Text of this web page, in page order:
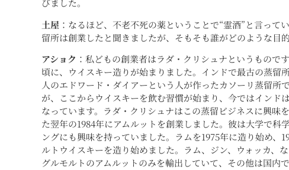
びました。
土屋 ：なるほど、不老不死の薬ということで“霊酒”と言って
留所は創業したと聞きましたが、そもそも誰がどのような目
アショク ：私どもの創業者はラダ・クリシュナというもので
頃に、ウイスキー造りが始まりました。インドで最古の蒸留
人のエドワード・ダイアーという人が作ったカソーリ蒸留所
が、ここからウイスキーを飲む習慣が始まり、今ではインド
なっています。ラダ・クリシュナはこの蒸留ビジネスに興味
た翌年の1984年にアムルットを創業しました。彼は大学で科
ングにも興味を持っていました。ラムを1975年に造り始め、
ルトウイスキーを造り始めました。ラム、ジン、ウォッカ、
グルモルトのアムルットのみを輸出していて、その他は国内で